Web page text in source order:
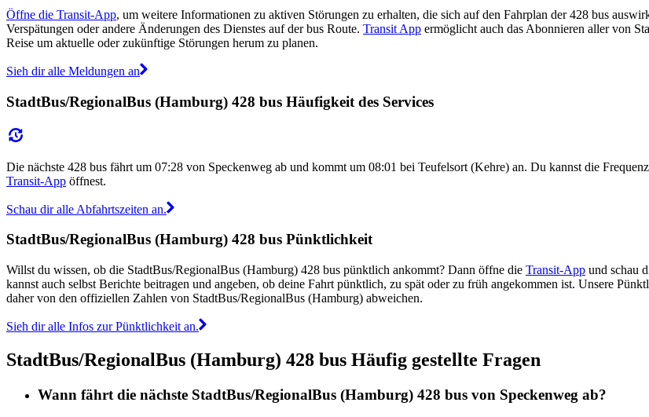
Öffne die Transit-App, um weitere Informationen zu aktiven Störungen zu erhalten, die sich auf den Fahrplan der 428 bus
Verspätungen oder andere Änderungen des Dienstes auf der bus Route. Transit App ermöglicht auch das Abonnieren aller von
Reise um aktuelle oder zukünftige Störungen herum zu planen.
Sieh dir alle Meldungen an
StadtBus/RegionalBus (Hamburg) 428 bus Häufigkeit des Services
Die nächste 428 bus fährt um 07:28 von Speckenweg ab und kommt um 08:01 bei Teufelsort (Kehre) an. Du kannst die
Transit-App öffnest.
Schau dir alle Abfahrtszeiten an.
StadtBus/RegionalBus (Hamburg) 428 bus Pünktlichkeit
Willst du wissen, ob die StadtBus/RegionalBus (Hamburg) 428 bus pünktlich ankommt? Dann öffne die Transit-App und schau
kannst auch selbst Berichte beitragen und angeben, ob deine Fahrt pünktlich, zu spät oder zu früh angekommen ist. Unsere
daher von den offiziellen Zahlen von StadtBus/RegionalBus (Hamburg) abweichen.
Sieh dir alle Infos zur Pünktlichkeit an.
StadtBus/RegionalBus (Hamburg) 428 bus Häufig gestellte Fragen
Wann fährt die nächste StadtBus/RegionalBus (Hamburg) 428 bus von Speckenweg ab?